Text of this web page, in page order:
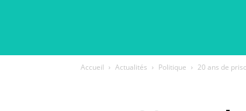
Accueil Actualités Politique 20 ans de